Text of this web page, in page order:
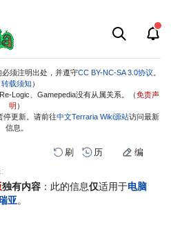
须注明出处，并遵守CC BY-NC-SA 3.0协议
转载须知 ）
Logic、Gamepedia没有从属关系。（免责声
明 ）
停更新。请前往中文Terraria Wiki源站访问最新
信息。
刷 历 编
独有内容 ：此的信息仅适用于电脑
亚。